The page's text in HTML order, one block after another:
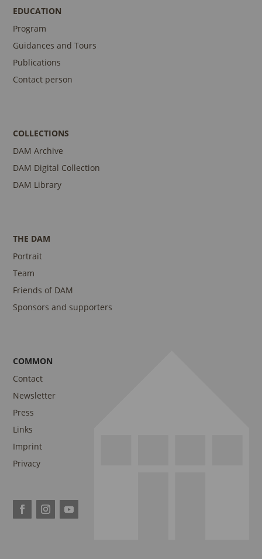
EDUCATION
Program
Guidances and Tours
Publications
Contact person
COLLECTIONS
DAM Archive
DAM Digital Collection
DAM Library
THE DAM
Portrait
Team
Friends of DAM
Sponsors and supporters
COMMON
Contact
Newsletter
Press
Links
Imprint
Privacy